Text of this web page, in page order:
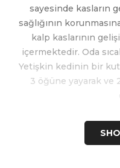
sayesinde kasların
sağlığının
kalp kaslarının
içermektedir. Oda
Yetişkin kedinin bir
3 öğüne yayarak ve